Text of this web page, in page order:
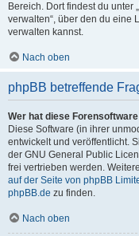
Bereich. Dort findest du unter
verwalten“, über den du eine
verwalten kannst.
Nach oben
phpBB betreffende
Wer hat diese
Diese Software (in ihrer
entwickelt und veröffentlicht.
der GNU General Public
frei vertrieben werden.
auf der Seite von phpBB
phpBB.de zu finden.
Nach oben